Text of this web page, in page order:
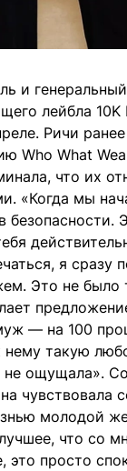
и
лейбла 10K
Ричи
Who What
что их
«Когда мы
безопасности.
я сразу
Это не было
— на 100
нему такую
не ощущала».
чувствовала
молодой
что со
это просто